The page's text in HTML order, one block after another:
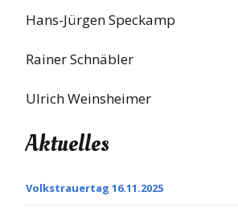
Hans-Jürgen Speckamp
Rainer Schnäbler
Ulrich Weinsheimer
Aktuelles
Volkstrauertag 16.11.2025